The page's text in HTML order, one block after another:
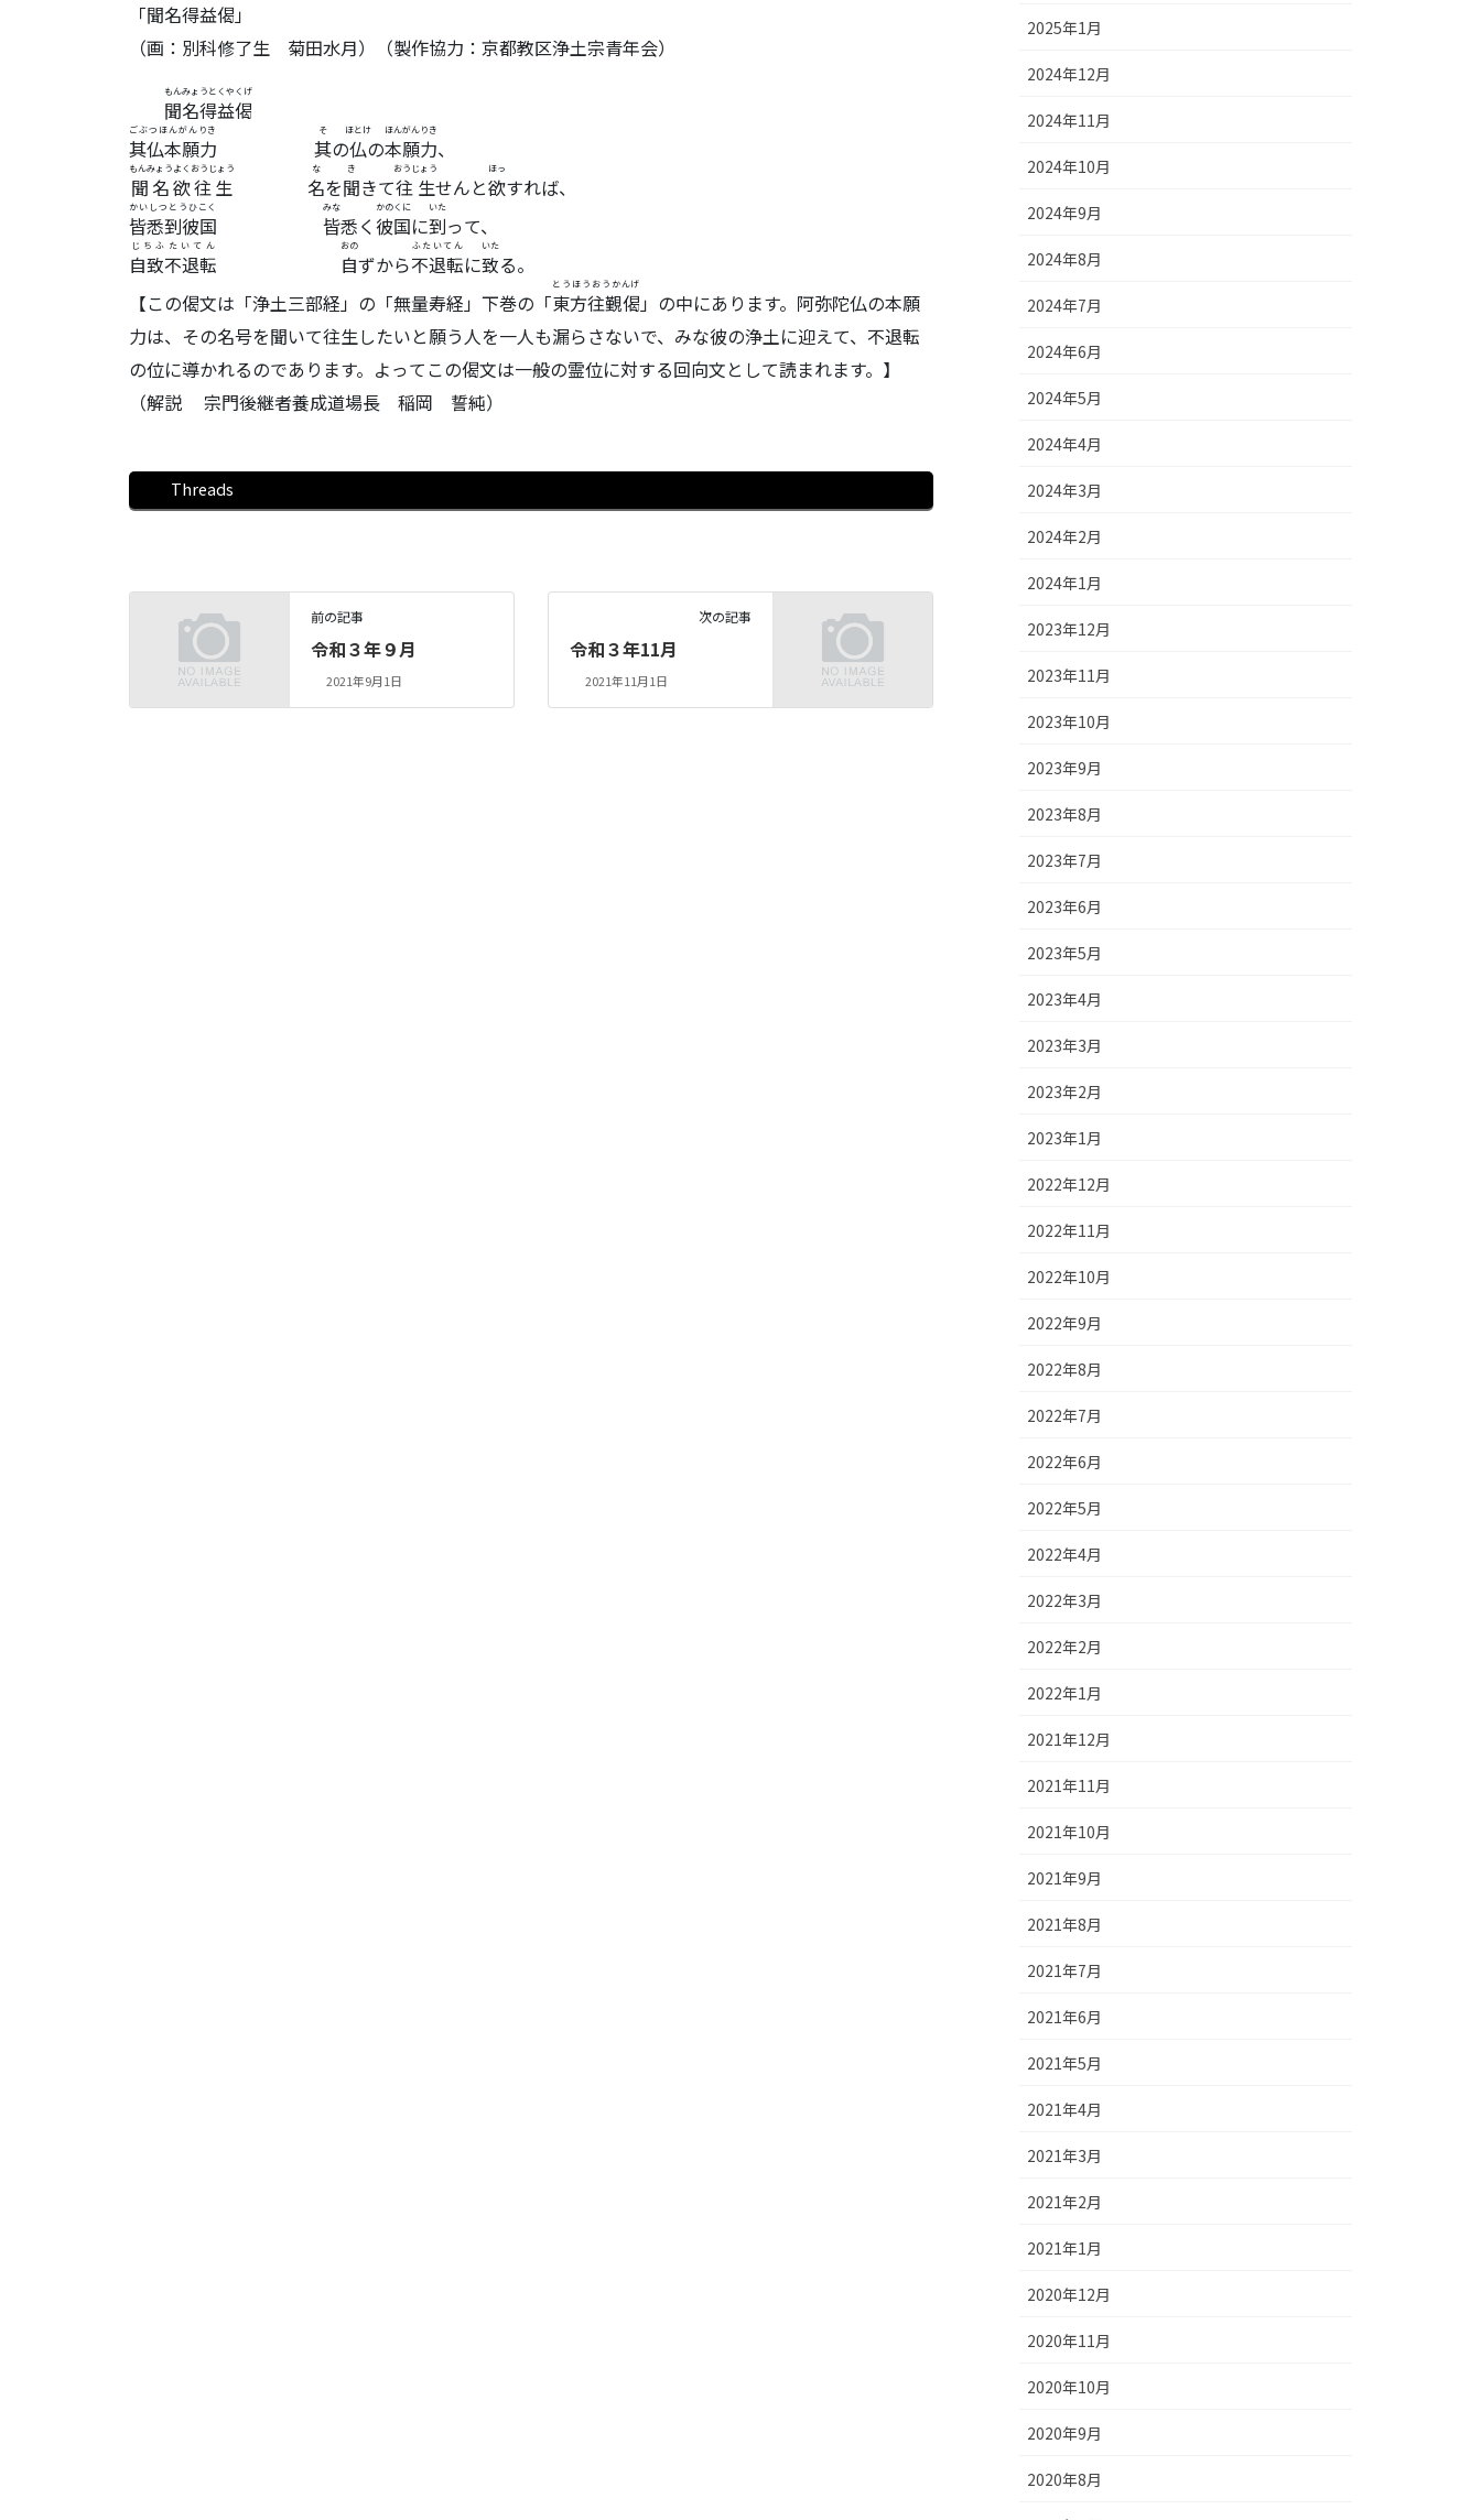
「聞名得益偈」
（画：別科修了生 菊田水月）（製作協力：京都教区浄土宗青年会）
聞名得益偈
もんみょうとくやくげ
其仏本願力
ごぶつほんがんりき
其
そ
の仏
ほとけ
の本願力
ほんがんりき
、
聞名欲往生
もんみょうよくおうじょう
名
な
を聞
き
きて往生
おうじょう
せんと欲
ほっ
すれば、
皆悉到彼国
かいしつとうひこく
皆
みな
悉く彼国
かのくに
に到
いた
って、
自致不退転
じちふたいてん
自
おの
ずから不退転
ふたいてん
に致
いた
る。
【この偈文は「浄土三部経」の「無量寿経」下巻の「東方往覲偈
とうほうおうかんげ
」の中にあります。阿弥陀仏の本願
力は、その名号を聞いて往生したいと願う人を一人も漏らさないで、みな彼の浄土に迎えて、不退転
の位に導かれるのであります。よってこの偈文は一般の霊位に対する回向文として読まれます。】
（解説 宗門後継者養成道場長 稲岡 誓純）
Threads
前の記事
令和３年９月
2021年9月1日
次の記事
令和３年11月
2021年11月1日
2025年1月
2024年12月
2024年11月
2024年10月
2024年9月
2024年8月
2024年7月
2024年6月
2024年5月
2024年4月
2024年3月
2024年2月
2024年1月
2023年12月
2023年11月
2023年10月
2023年9月
2023年8月
2023年7月
2023年6月
2023年5月
2023年4月
2023年3月
2023年2月
2023年1月
2022年12月
2022年11月
2022年10月
2022年9月
2022年8月
2022年7月
2022年6月
2022年5月
2022年4月
2022年3月
2022年2月
2022年1月
2021年12月
2021年11月
2021年10月
2021年9月
2021年8月
2021年7月
2021年6月
2021年5月
2021年4月
2021年3月
2021年2月
2021年1月
2020年12月
2020年11月
2020年10月
2020年9月
2020年8月